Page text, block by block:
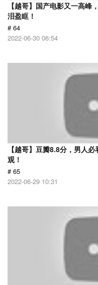
【越哥】国产电影又一高
泪盈眶！
# 64
2022-06-30 06:54
【越哥】豆瓣8.8分，男人
观！
# 65
2022-06-29 10:31